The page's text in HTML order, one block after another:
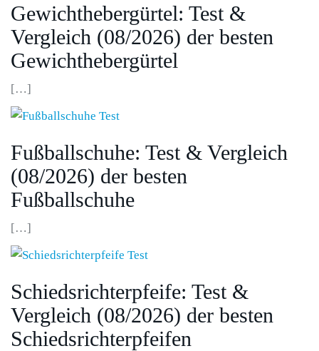
Gewichthebergürtel: Test &
Vergleich (08/2026) der besten
Gewichthebergürtel
[…]
Fußballschuhe: Test & Vergleich
(08/2026) der besten
Fußballschuhe
[…]
Schiedsrichterpfeife: Test &
Vergleich (08/2026) der besten
Schiedsrichterpfeifen